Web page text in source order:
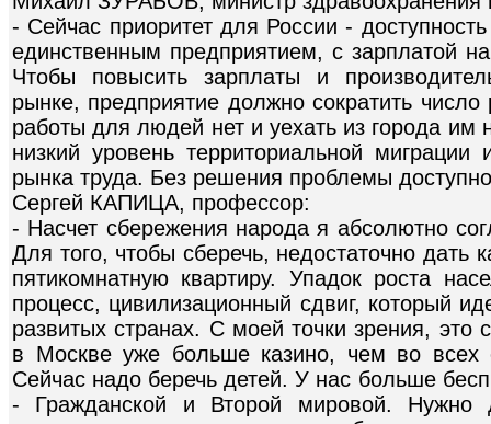
- Сейчас приоритет для России -
единственным предприятием, с зарплатой
Чтобы повысить зарплаты и
рынке, предприятие должно сократить
работы для людей нет и уехать из города им
низкий уровень территориальной миграции
рынка труда. Без решения проблемы
Сергей КАПИЦА, профессор:
- Насчет сбережения народа я абсолютно
Для того, чтобы сберечь, недостаточно дать
пятикомнатную квартиру. Упадок роста
процесс, цивилизационный сдвиг, который
развитых странах. С моей точки зрения, это
в Москве уже больше казино, чем во всех
Сейчас надо беречь детей. У нас больше
- Гражданской и Второй мировой. Нужно